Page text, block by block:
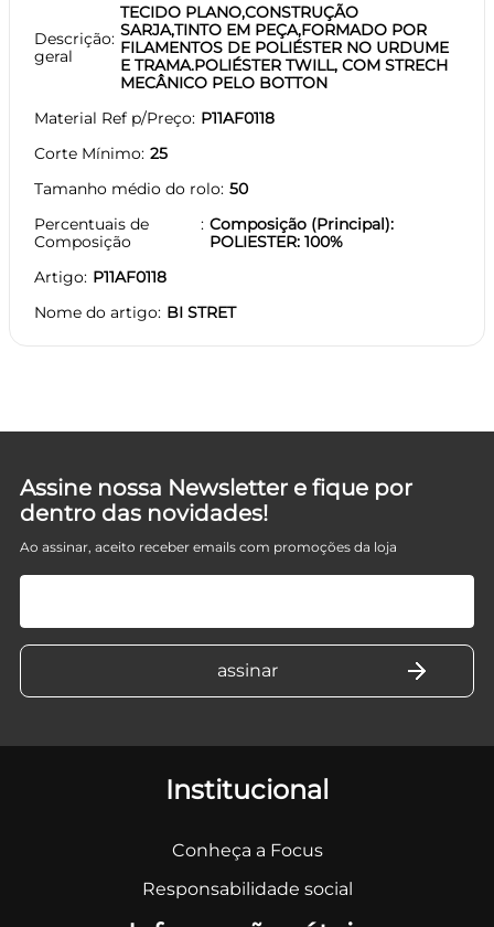
Descrição
geral
TECIDO PLANO,CONSTRUÇÃO
SARJA,TINTO EM PEÇA,FORMADO POR
FILAMENTOS DE POLIÉSTER NO URDUME
E TRAMA.POLIÉSTER TWILL, COM STRECH
MECÂNICO PELO BOTTON
Material Ref p/Preço P11AF0118
Corte Mínimo 25
Tamanho médio do rolo 50
Percentuais de
Composição
Composição (Principal):
POLIESTER: 100%
Artigo P11AF0118
Nome do artigo BI STRET
Assine nossa Newsletter e fique por
dentro das novidades!
Ao assinar, aceito receber emails com promoções da loja
Institucional
Conheça a Focus
Responsabilidade social